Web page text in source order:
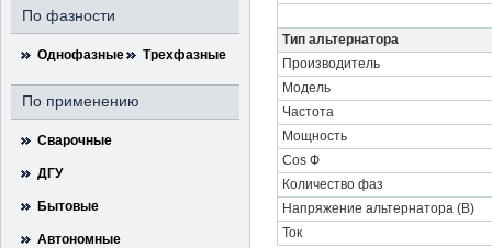
По фазности
Однофазные Трехфазные
По применению
Сварочные
ДГУ
Бытовые
Автономные
Тип альтернатора
Производитель
Модель
Частота
Мощность
Cos Ф
Количество фаз
Напряжение альтернатора (В)
Ток